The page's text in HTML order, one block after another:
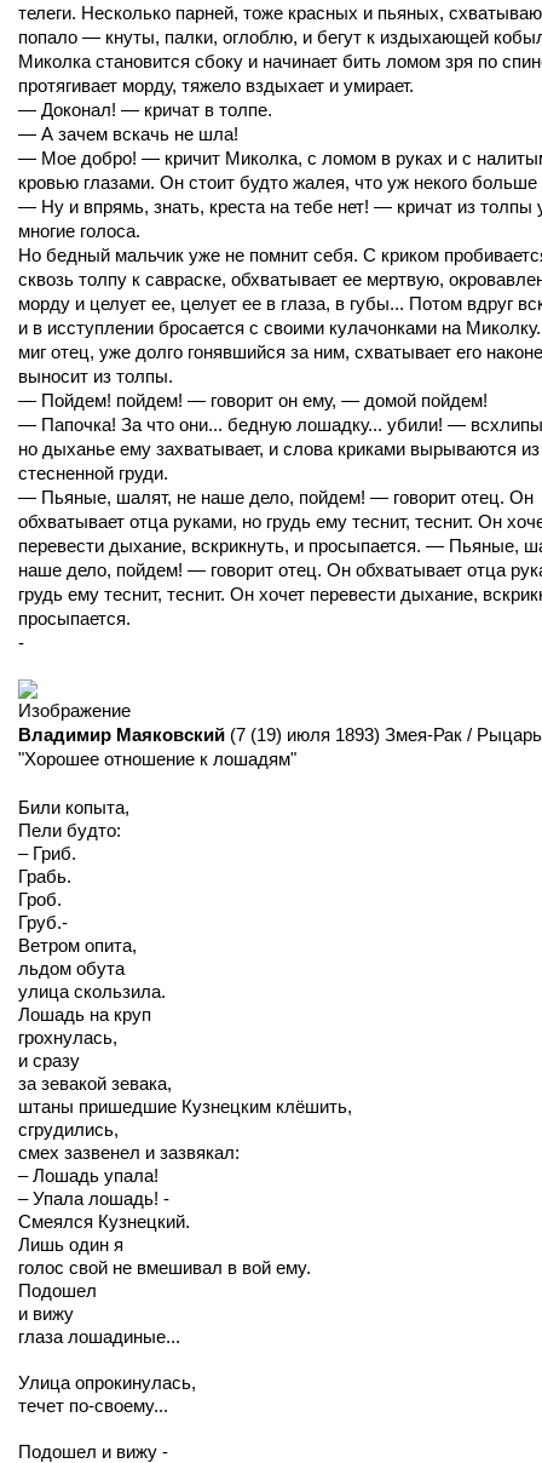
телеги. Несколько парней, тоже красных и пьяных,
попало — кнуты, палки, оглоблю, и бегут к издыхающей
Миколка становится сбоку и начинает бить ломом зря по
протягивает морду, тяжело вздыхает и умирает.
— Доконал! — кричат в толпе.
— А зачем вскачь не шла!
— Мое добро! — кричит Миколка, с ломом в руках и с
кровью глазами. Он стоит будто жалея, что уж некого больше
— Ну и впрямь, знать, креста на тебе нет! — кричат из толпы
многие голоса.
Но бедный мальчик уже не помнит себя. С криком
сквозь толпу к савраске, обхватывает ее мертвую,
морду и целует ее, целует ее в глаза, в губы... Потом вдруг
и в исступлении бросается с своими кулачонками на
миг отец, уже долго гонявшийся за ним, схватывает его
выносит из толпы.
— Пойдем! пойдем! — говорит он ему, — домой пойдем!
— Папочка! За что они... бедную лошадку... убили! —
но дыханье ему захватывает, и слова криками вырываются из
стесненной груди.
— Пьяные, шалят, не наше дело, пойдем! — говорит отец. Он
обхватывает отца руками, но грудь ему теснит, теснит. Он
перевести дыхание, вскрикнуть, и просыпается. — Пьяные,
наше дело, пойдем! — говорит отец. Он обхватывает отца
грудь ему теснит, теснит. Он хочет перевести дыхание,
просыпается.
-
Владимир Маяковский (7 (19) июля 1893) Змея-Рак / Рыцарь
"Хорошее отношение к лошадям"
Били копыта,
Пели будто:
– Гриб.
Грабь.
Гроб.
Груб.-
Ветром опита,
льдом обута
улица скользила.
Лошадь на круп
грохнулась,
и сразу
за зевакой зевака,
штаны пришедшие Кузнецким клёшить,
сгрудились,
смех зазвенел и зазвякал:
– Лошадь упала!
– Упала лошадь! -
Смеялся Кузнецкий.
Лишь один я
голос свой не вмешивал в вой ему.
Подошел
и вижу
глаза лошадиные...
Улица опрокинулась,
течет по-своему...
Подошел и вижу -